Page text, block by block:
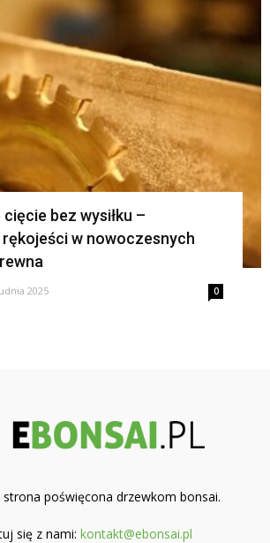
bez wysiłku –
w nowoczesnych
2025 0
poświęcona drzewkom bonsai.
się z nami: kontakt@ebonsai.pl